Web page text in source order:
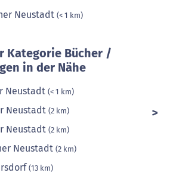
Neustadt (< 1 km)
Kategorie Bücher /
in der Nähe
Neustadt (< 1 km)
Neustadt (2 km)
Neustadt (2 km)
Neustadt (2 km)
(13 km)